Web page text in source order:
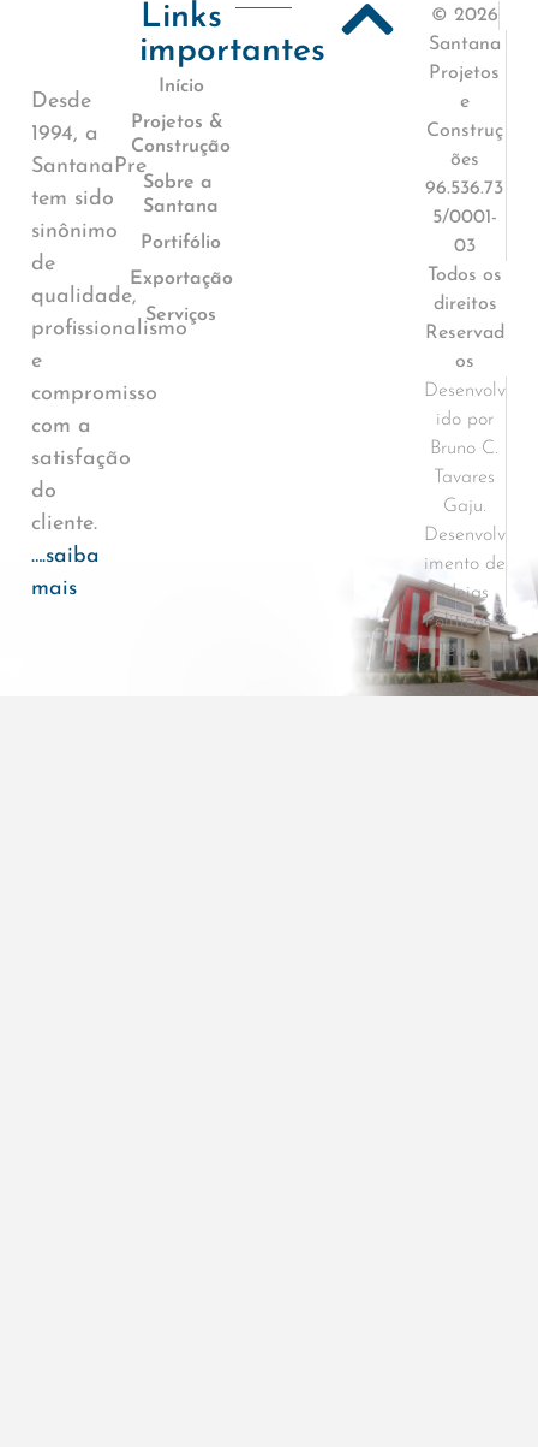
Desde
1994, a
SantanaPre
tem sido
sinônimo
de
qualidade,
profissionalismo
e
compromisso
com a
satisfação
do
cliente.
….saiba
mais
Links
importantes
Início
Projetos &
Construção
Sobre a
Santana
Portifólio
Exportação
Serviços
© 2026
Santana
Projetos
e
Construç
ões
96.536.73
5/0001-
03
Todos os
direitos
Reservad
os
Desenvolv
ido por
Bruno C.
Tavares
Gaju.
Desenvolv
imento de
ideias
Políticas e
Termos